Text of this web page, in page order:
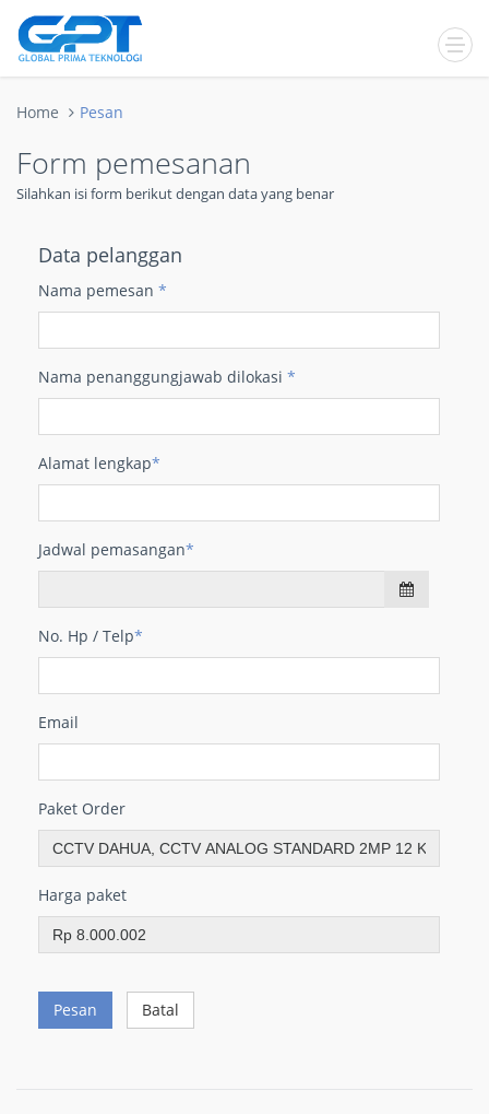
Home Pesan
Form pemesanan
Silahkan isi form berikut dengan data yang benar
Data pelanggan
Nama pemesan *
Nama penanggungjawab dilokasi *
Alamat lengkap*
Jadwal pemasangan*
No. Hp / Telp*
Email
Paket Order
Harga paket
Pesan Batal